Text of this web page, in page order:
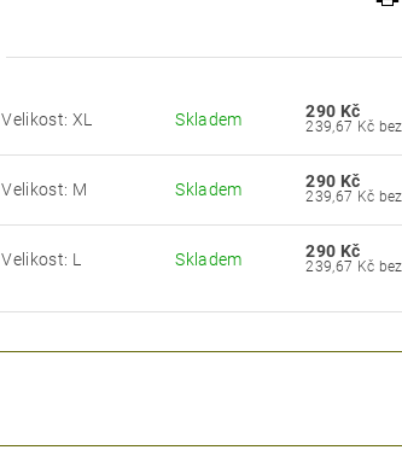
Velikost: XL Skladem 290 Kč
Velikost: M Skladem 290 Kč
Velikost: L Skladem 290 Kč